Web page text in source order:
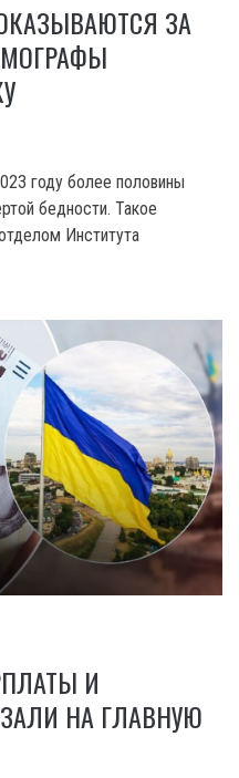
ЗА
году более половины
бедности. Такое
Института
И
НА ГЛАВНУЮ